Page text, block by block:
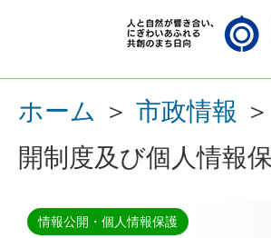
ホーム ＞ 市政情報
開制度及び個人情報
情報公開・個人情報保護